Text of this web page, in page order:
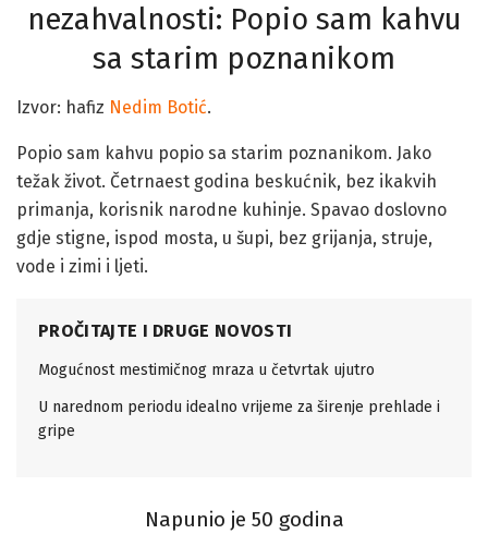
nezahvalnosti: Popio sam kahvu
sa starim poznanikom
Izvor: hafiz Nedim Botić.
Popio sam kahvu popio sa starim poznanikom. Jako
težak život. Četrnaest godina beskućnik, bez ikakvih
primanja, korisnik narodne kuhinje. Spavao doslovno
gdje stigne, ispod mosta, u šupi, bez grijanja, struje,
vode i zimi i ljeti.
PROČITAJTE I DRUGE NOVOSTI
Mogućnost mestimičnog mraza u četvrtak ujutro
U narednom periodu idealno vrijeme za širenje prehlade i
gripe
Napunio je 50 godina